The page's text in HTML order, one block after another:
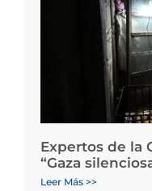
Expertos de la
“Gaza
Leer Más >>